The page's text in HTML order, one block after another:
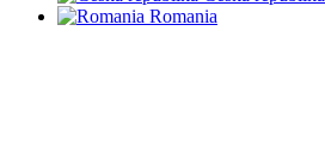
Romania